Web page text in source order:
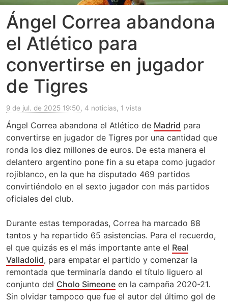
Ángel Correa abandona
el Atlético para
convertirse en jugador
de Tigres
9 de jul. de 2025 19:50, 4 noticias, 1 vista
Ángel Correa abandona el Atlético de Madrid para
convertirse en jugador de Tigres por una cantidad que
ronda los diez millones de euros. De esta manera el
delantero argentino pone fin a su etapa como jugador
rojiblanco, en la que ha disputado 469 partidos
convirtiéndolo en el sexto jugador con más partidos
oficiales del club.
Durante estas temporadas, Correa ha marcado 88
tantos y ha repartido 65 asistencias. Para el recuerdo,
el que quizás es el más importante ante el Real
Valladolid, para empatar el partido y comenzar la
remontada que terminaría dando el título liguero al
conjunto del Cholo Simeone en la campaña 2020-21.
Sin olvidar tampoco que fue el autor del último gol de